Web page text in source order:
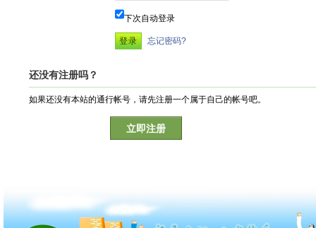
下次自动登录
忘记密码?
还没有注册吗？
如果还没有本站的通行帐号，请先注册一个属于自己的帐号吧。
立即注册